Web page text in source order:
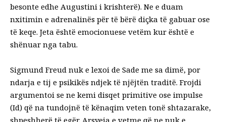
besonte edhe Augustini i krishterë). Ne e duam
nxitimin e adrenalinës për të bërë diçka të gabuar ose
të keqe. Jeta është emocionuese vetëm kur është e
shënuar nga tabu.
Sigmund Freud nuk e lexoi de Sade me sa dimë, por
ndarja e tij e psikikës ndjek të njëjtën traditë. Frojdi
argumentoi se ne kemi disqet primitive ose impulse
(Id) që na tundojnë të kënaqim veten tonë shtazarake,